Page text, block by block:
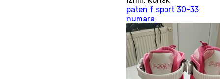
paten f sport 30-33
numara